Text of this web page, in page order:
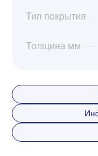
Тип покрытия
Толщина мм